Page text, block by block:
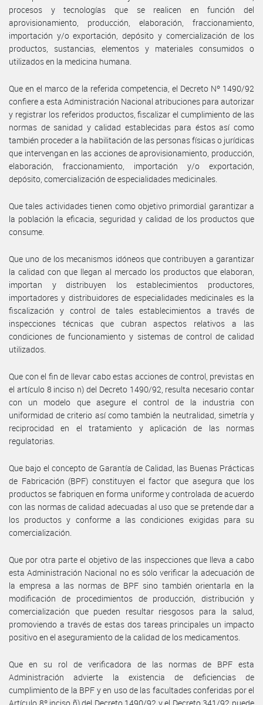
procesos y tecnologías que se realicen en función del
aprovisionamiento, producción, elaboración, fraccionamiento,
importación y/o exportación, depósito y comercialización de los
productos, sustancias, elementos y materiales consumidos o
utilizados en la medicina humana.
Que en el marco de la referida competencia, el Decreto Nº 1490/92
confiere a esta Administración Nacional atribuciones para autorizar
y registrar los referidos productos, fiscalizar el cumplimiento de las
normas de sanidad y calidad establecidas para éstos así como
también proceder a la habilitación de las personas físicas o jurídicas
que intervengan en las acciones de aprovisionamiento, producción,
elaboración, fraccionamiento, importación y/o exportación,
depósito, comercialización de especialidades medicinales.
Que tales actividades tienen como objetivo primordial garantizar a
la población la eficacia, seguridad y calidad de los productos que
consume.
Que uno de los mecanismos idóneos que contribuyen a garantizar
la calidad con que llegan al mercado los productos que elaboran,
importan y distribuyen los establecimientos productores,
importadores y distribuidores de especialidades medicinales es la
fiscalización y control de tales establecimientos a través de
inspecciones técnicas que cubran aspectos relativos a las
condiciones de funcionamiento y sistemas de control de calidad
utilizados.
Que con el fin de llevar cabo estas acciones de control, previstas en
el artículo 8 inciso n) del Decreto 1490/92, resulta necesario contar
con un modelo que asegure el control de la industria con
uniformidad de criterio así como también la neutralidad, simetría y
reciprocidad en el tratamiento y aplicación de las normas
regulatorias.
Que bajo el concepto de Garantía de Calidad, las Buenas Prácticas
de Fabricación (BPF) constituyen el factor que asegura que los
productos se fabriquen en forma uniforme y controlada de acuerdo
con las normas de calidad adecuadas al uso que se pretende dar a
los productos y conforme a las condiciones exigidas para su
comercialización.
Que por otra parte el objetivo de las inspecciones que lleva a cabo
esta Administración Nacional no es sólo verificar la adecuación de
la empresa a las normas de BPF sino también orientarla en la
modificación de procedimientos de producción, distribución y
comercialización que pueden resultar riesgosos para la salud,
promoviendo a través de estas dos tareas principales un impacto
positivo en el aseguramiento de la calidad de los medicamentos.
Que en su rol de verificadora de las normas de BPF esta
Administración advierte la existencia de deficiencias de
cumplimiento de la BPF y en uso de las facultades conferidas por el
Artículo 8º inciso ñ) del Decreto 1490/92 y el Decreto 341/92 puede